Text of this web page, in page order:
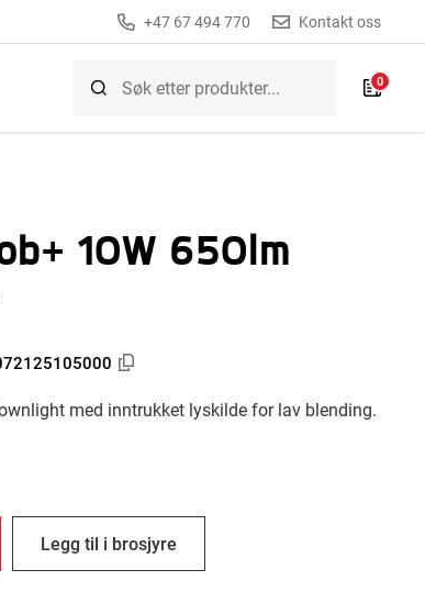
+47 67 494 770 Kontakt oss
0
10W 650lm
med inntrukket lyskilde for lav blending.
Legg til i brosjyre